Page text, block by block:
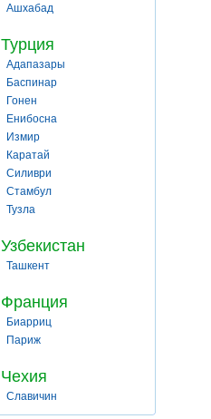
Ашхабад
Турция
Адапазары
Баспинар
Гонен
Енибосна
Измир
Каратай
Силиври
Стамбул
Тузла
Узбекистан
Ташкент
Франция
Биарриц
Париж
Чехия
Славичин